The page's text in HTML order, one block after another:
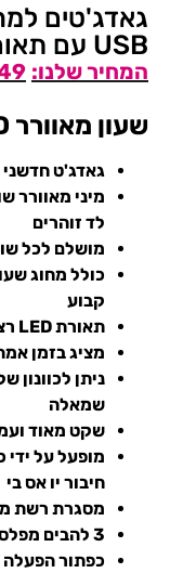
גאדג'טים
USB עם תאורת לד
שעון מאוורר LED
גאדג'ט חדשני
מיני מאוורר
לד זוהרים
מושלם לכל
כולל מחוג
קבוע
תאורת LED רציפה
מציג בזמן
שמאלה
שקט מאוד
חיבור יו אס בי
מסגרת רשת
3 להבים מפלסטיק מספקים רוח קירור חזקה
כפתור הפעלה